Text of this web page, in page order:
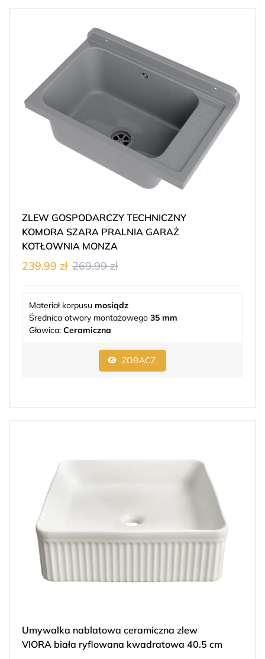
ZLEW GOSPODARCZY TECHNICZNY
KOMORA SZARA PRALNIA GARAŻ
KOTŁOWNIA MONZA
239.99 zł 269.99 zł
Materiał korpusu mosiądz
Średnica otwory montażowego 35 mm
Głowica: Ceramiczna
ZOBACZ
Umywalka nablatowa ceramiczna zlew
VIORA biała ryflowana kwadratowa 40.5 cm